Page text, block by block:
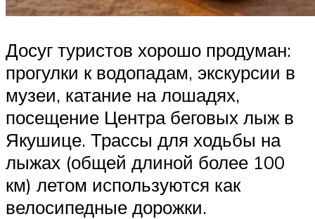
Досуг туристов хорошо продуман:
прогулки к водопадам, экскурсии в
музеи, катание на лошадях,
посещение Центра беговых лыж в
Якушице. Трассы для ходьбы на
лыжах (общей длиной более 100
км) летом используются как
велосипедные дорожки.